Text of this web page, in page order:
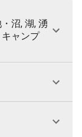
沼, 湖, 湧
キャンプ